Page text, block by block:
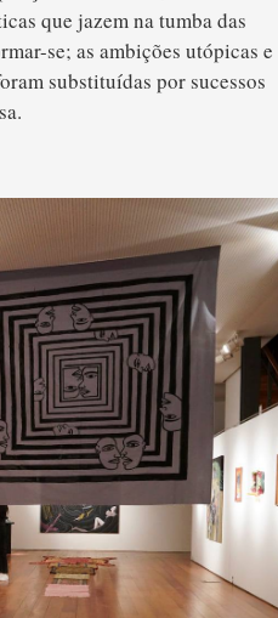
que jazem na tumba das
se; as ambições utópicas e
substituídas por sucessos